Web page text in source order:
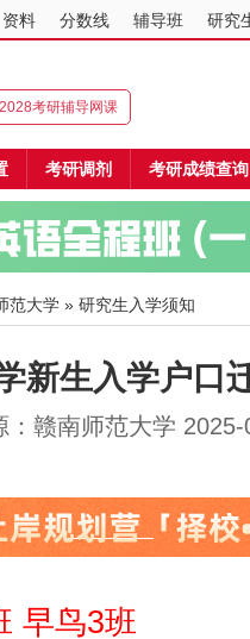
资料 分数线 辅导班 研究
考研辅导网课
考研调剂 考研成绩查询
范大学 » 研究生入学须知
新生入学户口
：赣南师范大学
早鸟3班